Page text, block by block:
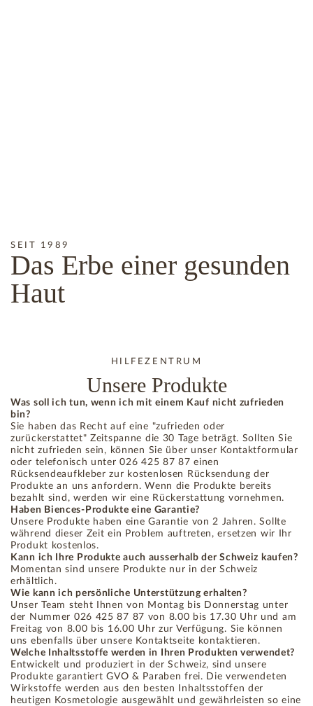
SEIT 1989
Das Erbe einer gesunden
Haut
HILFEZENTRUM
Unsere Produkte
Was soll ich tun, wenn ich mit einem Kauf nicht zufrieden
bin?
Sie haben das Recht auf eine "zufrieden oder
zurückerstattet" Zeitspanne die 30 Tage beträgt. Sollten Sie
nicht zufrieden sein, können Sie über unser Kontaktformular
oder telefonisch unter 026 425 87 87 einen
Rücksendeaufkleber zur kostenlosen Rücksendung der
Produkte an uns anfordern. Wenn die Produkte bereits
bezahlt sind, werden wir eine Rückerstattung vornehmen.
Haben Biences-Produkte eine Garantie?
Unsere Produkte haben eine Garantie von 2 Jahren. Sollte
während dieser Zeit ein Problem auftreten, ersetzen wir Ihr
Produkt kostenlos.
Kann ich Ihre Produkte auch ausserhalb der Schweiz kaufen?
Momentan sind unsere Produkte nur in der Schweiz
erhältlich.
Wie kann ich persönliche Unterstützung erhalten?
Unser Team steht Ihnen von Montag bis Donnerstag unter
der Nummer 026 425 87 87 von 8.00 bis 17.30 Uhr und am
Freitag von 8.00 bis 16.00 Uhr zur Verfügung. Sie können
uns ebenfalls über unsere Kontaktseite kontaktieren.
Welche Inhaltsstoffe werden in Ihren Produkten verwendet?
Entwickelt und produziert in der Schweiz, sind unsere
Produkte garantiert GVO & Paraben frei. Die verwendeten
Wirkstoffe werden aus den besten Inhaltsstoffen der
heutigen Kosmetologie ausgewählt und gewährleisten so eine